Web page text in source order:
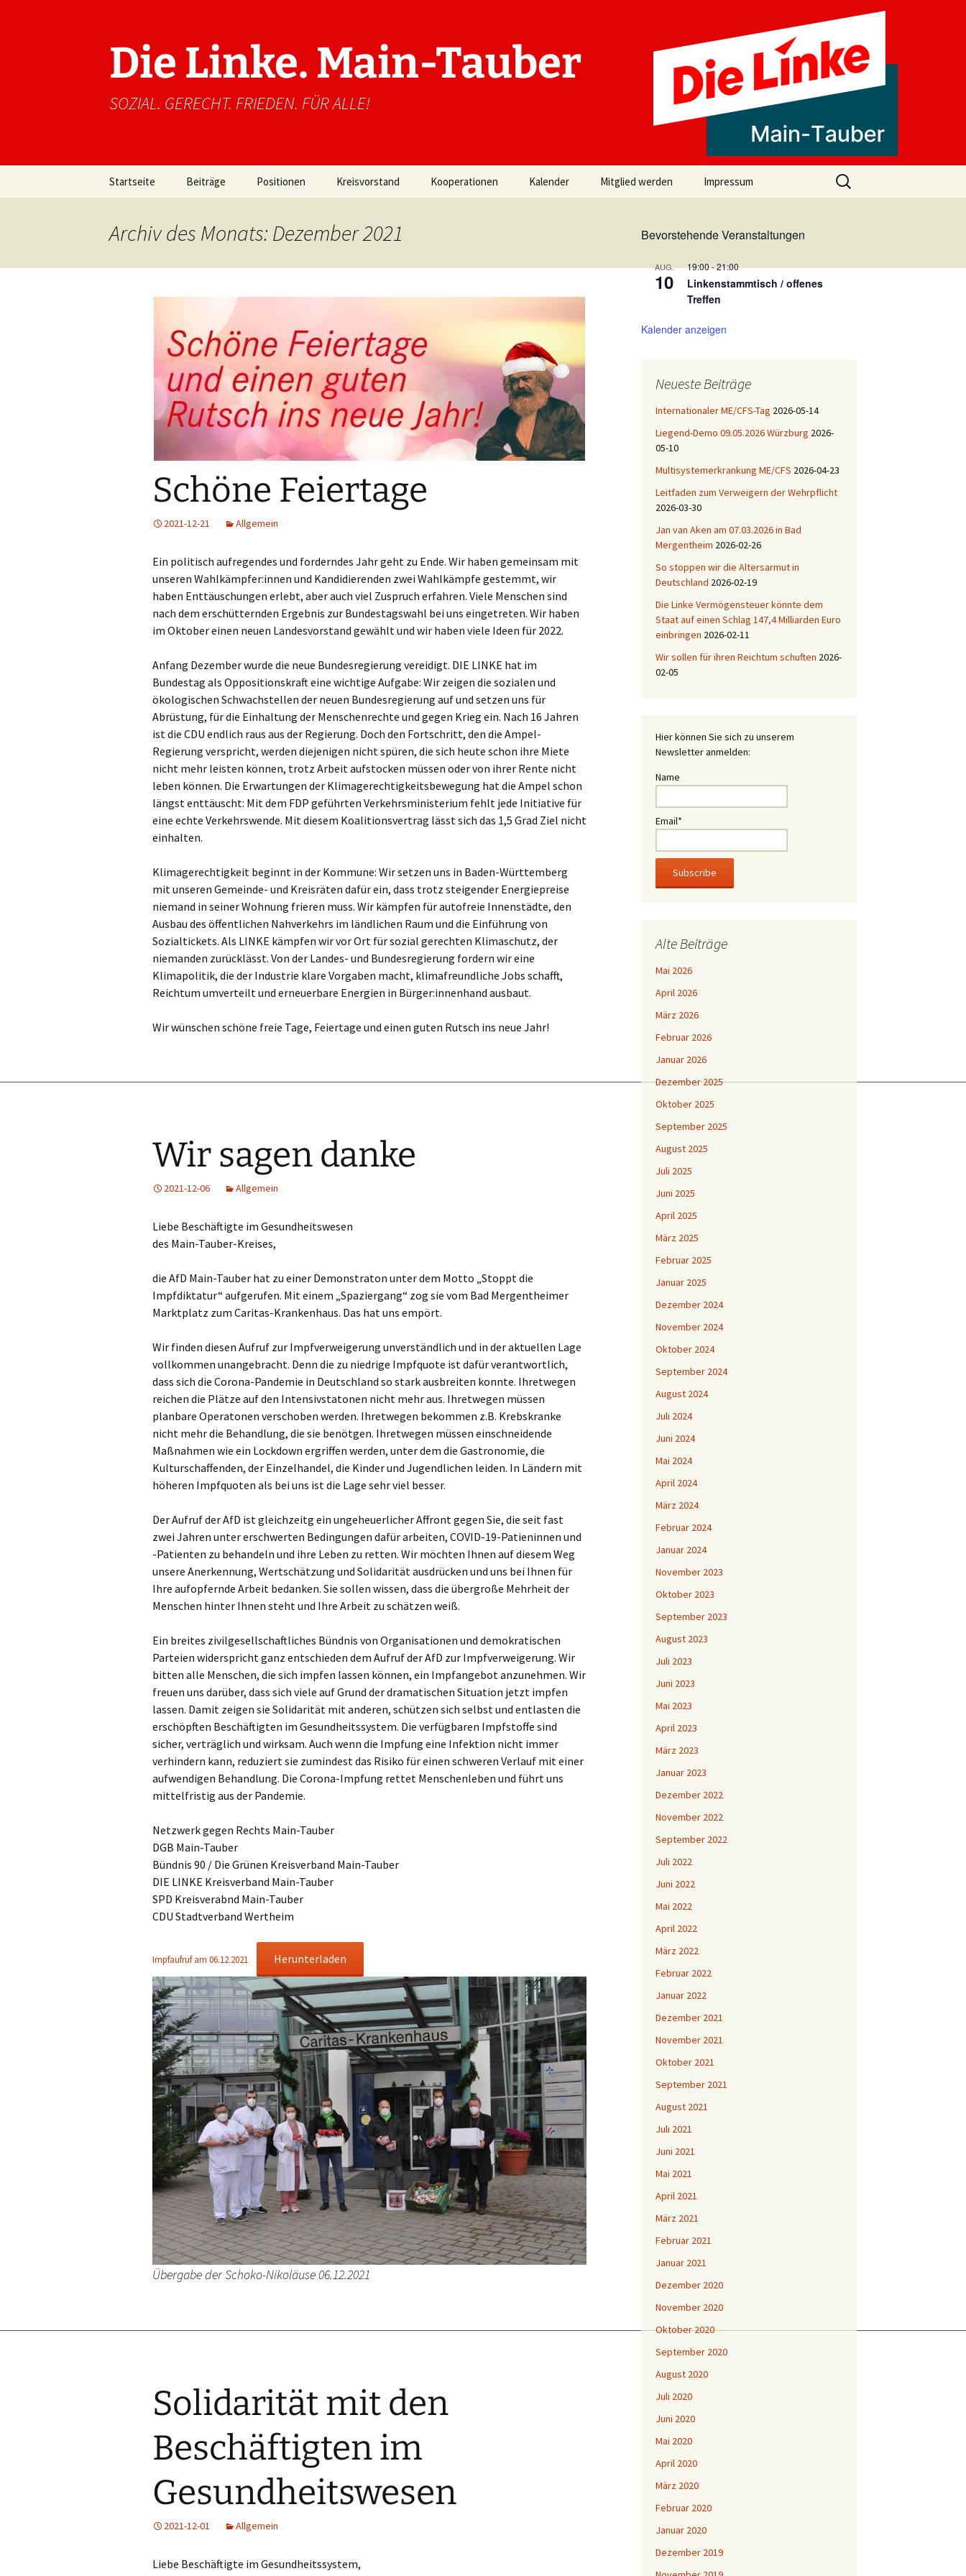
Die Linke. Main-Tauber
SOZIAL. GERECHT. FRIEDEN. FÜR ALLE!
Startseite Beiträge Positionen Kreisvorstand Kooperationen Kalender Mitglied werden Impressum
Suchen
nach:
Archiv des Monats: Dezember 2021
Schöne Feiertage
2021-12-21 Allgemein
Ein politisch aufregendes und forderndes Jahr geht zu Ende. Wir haben gemeinsam mit
unseren Wahlkämpfer:innen und Kandidierenden zwei Wahlkämpfe gestemmt, wir
haben Enttäuschungen erlebt, aber auch viel Zuspruch erfahren. Viele Menschen sind
nach dem erschütternden Ergebnis zur Bundestagswahl bei uns eingetreten. Wir haben
im Oktober einen neuen Landesvorstand gewählt und wir haben viele Ideen für 2022.
Anfang Dezember wurde die neue Bundesregierung vereidigt. DIE LINKE hat im
Bundestag als Oppositionskraft eine wichtige Aufgabe: Wir zeigen die sozialen und
ökologischen Schwachstellen der neuen Bundesregierung auf und setzen uns für
Abrüstung, für die Einhaltung der Menschenrechte und gegen Krieg ein. Nach 16 Jahren
ist die CDU endlich raus aus der Regierung. Doch den Fortschritt, den die Ampel-
Regierung verspricht, werden diejenigen nicht spüren, die sich heute schon ihre Miete
nicht mehr leisten können, trotz Arbeit aufstocken müssen oder von ihrer Rente nicht
leben können. Die Erwartungen der Klimagerechtigkeitsbewegung hat die Ampel schon
längst enttäuscht: Mit dem FDP geführten Verkehrsministerium fehlt jede Initiative für
eine echte Verkehrswende. Mit diesem Koalitionsvertrag lässt sich das 1,5 Grad Ziel nicht
einhalten.
Klimagerechtigkeit beginnt in der Kommune: Wir setzen uns in Baden-Württemberg
mit unseren Gemeinde- und Kreisräten dafür ein, dass trotz steigender Energiepreise
niemand in seiner Wohnung frieren muss. Wir kämpfen für autofreie Innenstädte, den
Ausbau des öffentlichen Nahverkehrs im ländlichen Raum und die Einführung von
Sozialtickets. Als LINKE kämpfen wir vor Ort für sozial gerechten Klimaschutz, der
niemanden zurücklässt. Von der Landes- und Bundesregierung fordern wir eine
Klimapolitik, die der Industrie klare Vorgaben macht, klimafreundliche Jobs schafft,
Reichtum umverteilt und erneuerbare Energien in Bürger:innenhand ausbaut.
Wir wünschen schöne freie Tage, Feiertage und einen guten Rutsch ins neue Jahr!
Wir sagen danke
2021-12-06 Allgemein
Liebe Beschäftigte im Gesundheitswesen
des Main-Tauber-Kreises,
die AfD Main-Tauber hat zu einer Demonstraton unter dem Motto „Stoppt die
Impfdiktatur“ aufgerufen. Mit einem „Spaziergang“ zog sie vom Bad Mergentheimer
Marktplatz zum Caritas-Krankenhaus. Das hat uns empört.
Wir finden diesen Aufruf zur Impfverweigerung unverständlich und in der aktuellen Lage
vollkommen unangebracht. Denn die zu niedrige Impfquote ist dafür verantwortlich,
dass sich die Corona-Pandemie in Deutschland so stark ausbreiten konnte. Ihretwegen
reichen die Plätze auf den Intensivstatonen nicht mehr aus. Ihretwegen müssen
planbare Operatonen verschoben werden. Ihretwegen bekommen z.B. Krebskranke
nicht mehr die Behandlung, die sie benötgen. Ihretwegen müssen einschneidende
Maßnahmen wie ein Lockdown ergriffen werden, unter dem die Gastronomie, die
Kulturschaffenden, der Einzelhandel, die Kinder und Jugendlichen leiden. In Ländern mit
höheren Impfquoten als bei uns ist die Lage sehr viel besser.
Der Aufruf der AfD ist gleichzeitg ein ungeheuerlicher Affront gegen Sie, die seit fast
zwei Jahren unter erschwerten Bedingungen dafür arbeiten, COVID-19-Patieninnen und
-Patienten zu behandeln und ihre Leben zu retten. Wir möchten Ihnen auf diesem Weg
unsere Anerkennung, Wertschätzung und Solidarität ausdrücken und uns bei Ihnen für
Ihre aufopfernde Arbeit bedanken. Sie sollen wissen, dass die übergroße Mehrheit der
Menschen hinter Ihnen steht und Ihre Arbeit zu schätzen weiß.
Ein breites zivilgesellschaftliches Bündnis von Organisationen und demokratischen
Parteien widerspricht ganz entschieden dem Aufruf der AfD zur Impfverweigerung. Wir
bitten alle Menschen, die sich impfen lassen können, ein Impfangebot anzunehmen. Wir
freuen uns darüber, dass sich viele auf Grund der dramatischen Situation jetzt impfen
lassen. Damit zeigen sie Solidarität mit anderen, schützen sich selbst und entlasten die
erschöpften Beschäftigten im Gesundheitssystem. Die verfügbaren Impfstoffe sind
sicher, verträglich und wirksam. Auch wenn die Impfung eine Infektion nicht immer
verhindern kann, reduziert sie zumindest das Risiko für einen schweren Verlauf mit einer
aufwendigen Behandlung. Die Corona-Impfung rettet Menschenleben und führt uns
mittelfristig aus der Pandemie.
Netzwerk gegen Rechts Main-Tauber
DGB Main-Tauber
Bündnis 90 / Die Grünen Kreisverband Main-Tauber
DIE LINKE Kreisverband Main-Tauber
SPD Kreisverabnd Main-Tauber
CDU Stadtverband Wertheim
Impfaufruf am 06.12.2021 Herunterladen
Übergabe der Schoko-Nikoläuse 06.12.2021
Solidarität mit den
Beschäftigten im
Gesundheitswesen
2021-12-01 Allgemein
Liebe Beschäftigte im Gesundheitssystem,
Bevorstehende Veranstaltungen
AUG.
10
19:00-21:00
Linkenstammtisch / offenes
Treffen
Kalender anzeigen
Neueste Beiträge
Internationaler ME/CFS-Tag 2026-05-14
Liegend-Demo 09.05.2026 Würzburg 2026-
05-10
Multisystemerkrankung ME/CFS 2026-04-23
Leitfaden zum Verweigern der Wehrpflicht
2026-03-30
Jan van Aken am 07.03.2026 in Bad
Mergentheim 2026-02-26
So stoppen wir die Altersarmut in
Deutschland 2026-02-19
Die Linke Vermögensteuer könnte dem
Staat auf einen Schlag 147,4 Milliarden Euro
einbringen 2026-02-11
Wir sollen für ihren Reichtum schuften 2026-
02-05
Hier können Sie sich zu unserem
Newsletter anmelden:
Name
Email*
Alte Beiträge
Mai 2026
April 2026
März 2026
Februar 2026
Januar 2026
Dezember 2025
Oktober 2025
September 2025
August 2025
Juli 2025
Juni 2025
April 2025
März 2025
Februar 2025
Januar 2025
Dezember 2024
November 2024
Oktober 2024
September 2024
August 2024
Juli 2024
Juni 2024
Mai 2024
April 2024
März 2024
Februar 2024
Januar 2024
November 2023
Oktober 2023
September 2023
August 2023
Juli 2023
Juni 2023
Mai 2023
April 2023
März 2023
Januar 2023
Dezember 2022
November 2022
September 2022
Juli 2022
Juni 2022
Mai 2022
April 2022
März 2022
Februar 2022
Januar 2022
Dezember 2021
November 2021
Oktober 2021
September 2021
August 2021
Juli 2021
Juni 2021
Mai 2021
April 2021
März 2021
Februar 2021
Januar 2021
Dezember 2020
November 2020
Oktober 2020
September 2020
August 2020
Juli 2020
Juni 2020
Mai 2020
April 2020
März 2020
Februar 2020
Januar 2020
Dezember 2019